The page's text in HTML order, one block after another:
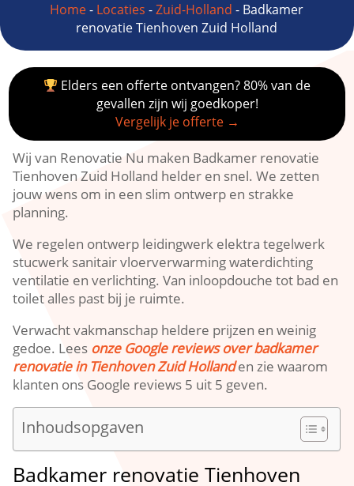
Home- Locaties -Zuid-Holland - Badkamer
renovatie Tienhoven Zuid Holland
Elders een offerte ontvangen? 80% van de
gevallen zijn wij goedkoper!
Vergelijk je offerte →
Wij van Renovatie Nu maken Badkamer renovatie
Tienhoven Zuid Holland helder en snel.​ We zetten
jouw wens om in een slim ontwerp en strakke
planning.​
We regelen ontwerp leidingwerk elektra tegelwerk
stucwerk sanitair vloerverwarming waterdichting
ventilatie en verlichting.​ Van inloopdouche tot bad en
toilet alles past bij je ruimte.​
Verwacht vakmanschap heldere prijzen en weinig
gedoe.​ Lees onze Google reviews over badkamer
renovatie in Tienhoven Zuid Hollanden zie waarom
klanten ons Google reviews 5 uit 5 geven.​
Inhoudsopgaven
Badkamer renovatie Tienhoven